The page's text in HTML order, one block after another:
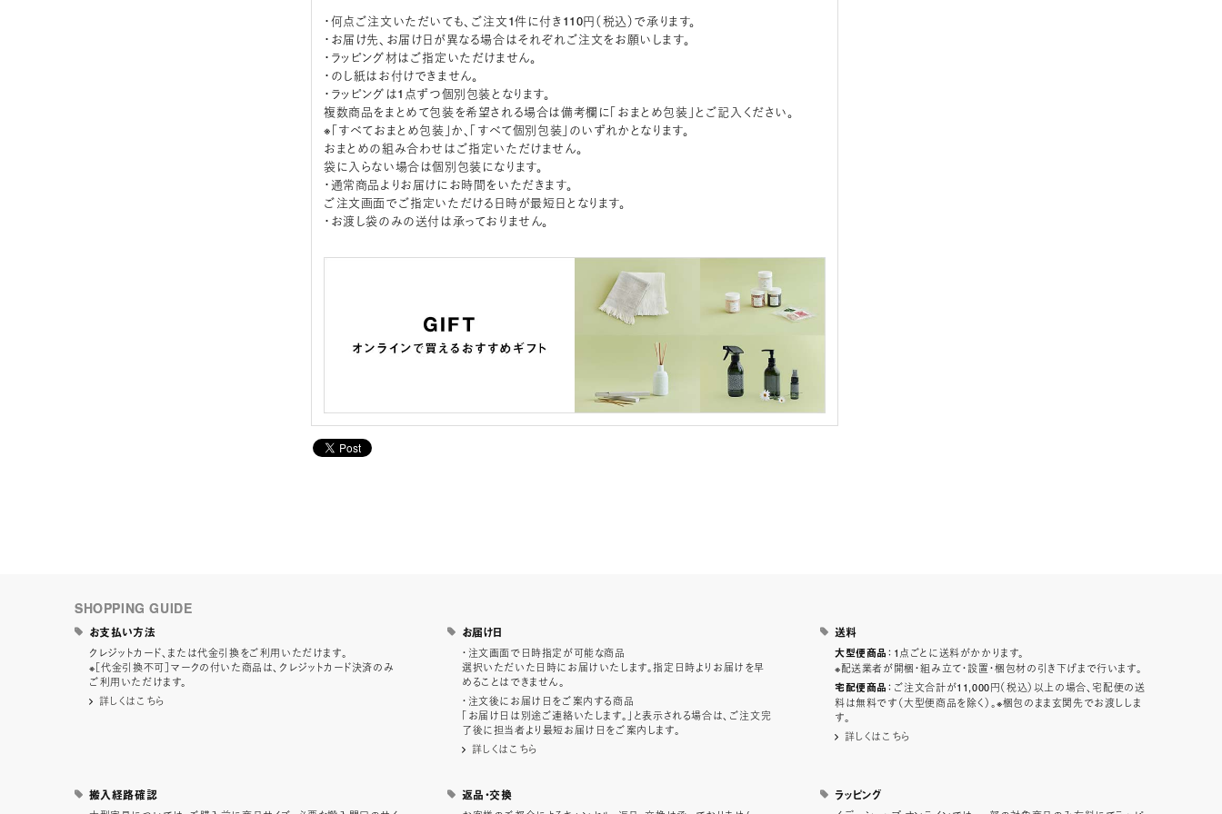
・何点ご注文いただいても、ご注文1件に付き110円（税込）で承ります。
・お届け先、お届け日が異なる場合はそれぞれご注文をお願いします。
・ラッピング材はご指定いただけません。
・のし紙はお付けできません。
・ラッピングは1点ずつ個別包装となります。
複数商品をまとめて包装を希望される場合は備考欄に「おまとめ包装」とご記入ください。
※「すべておまとめ包装」か、「すべて個別包装」のいずれかとなります。
おまとめの組み合わせはご指定いただけません。
袋に入らない場合は個別包装になります。
・通常商品よりお届けにお時間をいただきます。
ご注文画面でご指定いただける日時が最短日となります。
・お渡し袋のみの送付は承っておりません。
SHOPPING GUIDE
お支払い方法
クレジットカード、または代金引換をご利用いただけます。
※［代金引換不可］マークの付いた商品は、クレジットカード決済のみ
ご利用いただけます。
詳しくはこちら
お届け日
・注文画面で日時指定が可能な商品
選択いただいた日時にお届けいたします。指定日時よりお届けを早
めることはできません。
・注文後にお届け日をご案内する商品
「お届け日は別途ご連絡いたします。」と表示される場合は、ご注文完
了後に担当者より最短お届け日をご案内します。
詳しくはこちら
送料
大型便商品 ：1点ごとに送料がかかります。
※配送業者が開梱・組み立て・設置・梱包材の引き下げまで行います。
宅配便商品 ：ご注文合計が11,000円（税込）以上の場合、宅配便の送
料は無料です（大型便商品を除く）。※梱包のまま玄関先でお渡ししま
す。
詳しくはこちら
搬入経路確認 返品・交換 ラッピング